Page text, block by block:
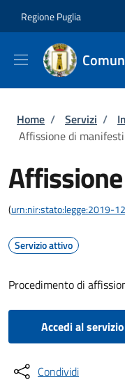
Regione Puglia
Briciole di
Home / Servizi /
Affissione di manifesti
(urn:nir:stato:legge:2019-
Servizio attivo
Procedimento di
Accedi al servizio
Condividi